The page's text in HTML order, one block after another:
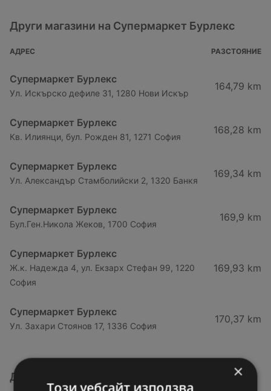
Други магазини на Супермаркет Бурлекс
АДРЕС РАЗСТОЯНИЕ
Супермаркет Бурлекс
Ул. Искърско дефиле 31, 1280 Нови Искър
164,79 km
Супермаркет Бурлекс
Кв. Илиянци, бул. Рожден 81, 1271 София
168,28 km
Супермаркет Бурлекс
Ул. Александър Стамболийски 2, 1320 Банкя
169,34 km
Супермаркет Бурлекс
Бул.Ген.Никола Жеков, 1700 София
169,9 km
Супермаркет Бурлекс
Ж.к. Надежда 4, ул. Екзарх Стефан 99, 1220
София
169,93 km
Супермаркет Бурлекс
Ул. Захари Стоянов 17, 1336 София
170,37 km
Други магазини от категория Супермаркети
×